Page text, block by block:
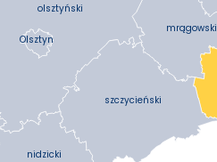
mrągowski
nidzicki
olsztyński
szczycieński
Olsztyn